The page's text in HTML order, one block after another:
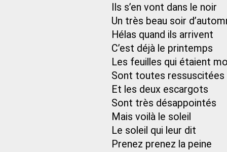
Ils s’en vont dans le noir
Un très beau soir
Hélas quand ils arrivent
C’est déjà le printemps
Les feuilles qui étaient
Sont toutes ressuscitées
Et les deux escargots
Sont très désappointés
Mais voilà le soleil
Le soleil qui leur dit
Prenez prenez la peine